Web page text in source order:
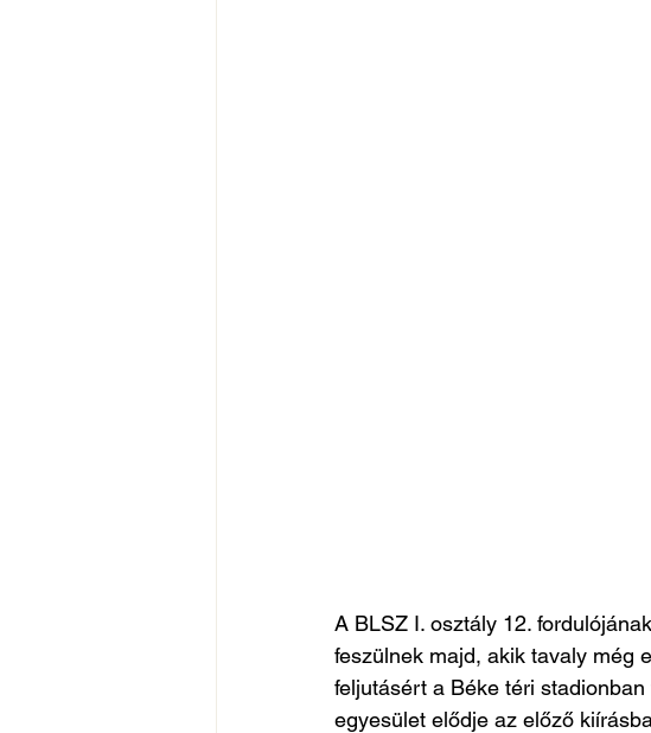
A BLSZ I. osztály 12.
feszülnek majd, akik tavaly még
feljutásért a Béke téri
egyesület elődje az előző